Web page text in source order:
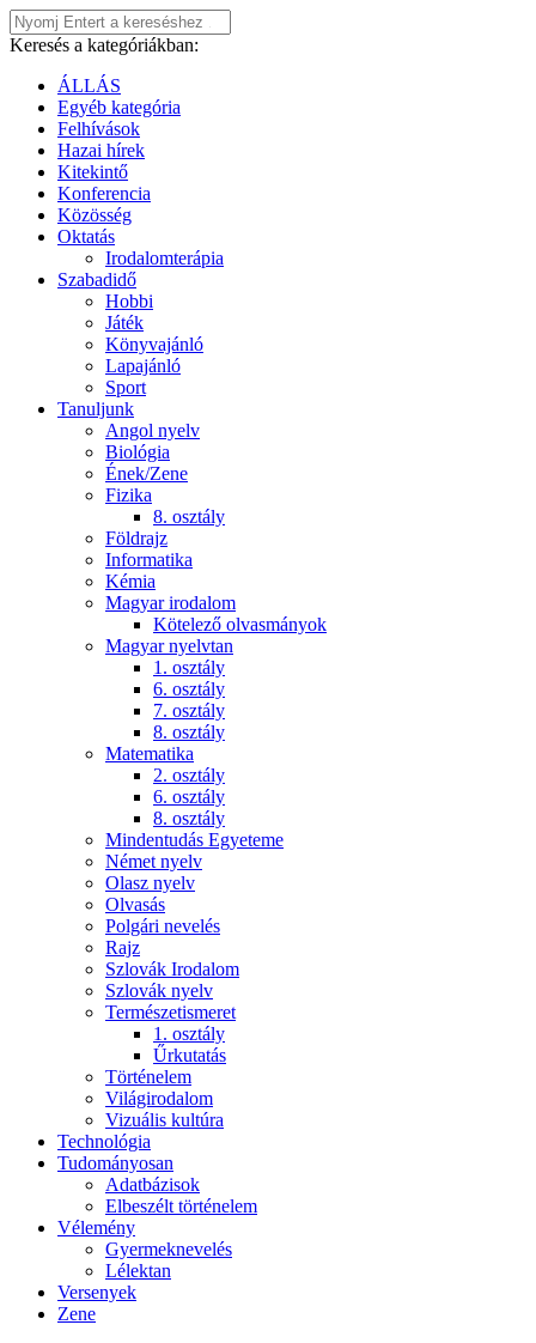
Keresés a kategóriákban:
ÁLLÁS
Egyéb kategória
Felhívások
Hazai hírek
Kitekintő
Konferencia
Közösség
Oktatás
Irodalomterápia
Szabadidő
Hobbi
Játék
Könyvajánló
Lapajánló
Sport
Tanuljunk
Angol nyelv
Biológia
Ének/Zene
Fizika
8. osztály
Földrajz
Informatika
Kémia
Magyar irodalom
Kötelező olvasmányok
Magyar nyelvtan
1. osztály
6. osztály
7. osztály
8. osztály
Matematika
2. osztály
6. osztály
8. osztály
Mindentudás Egyeteme
Német nyelv
Olasz nyelv
Olvasás
Polgári nevelés
Rajz
Szlovák Irodalom
Szlovák nyelv
Természetismeret
1. osztály
Űrkutatás
Történelem
Világirodalom
Vizuális kultúra
Technológia
Tudományosan
Adatbázisok
Elbeszélt történelem
Vélemény
Gyermeknevelés
Lélektan
Versenyek
Zene